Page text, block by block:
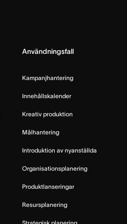
Användningsfall
Kampanjhantering
Innehållskalender
Kreativ produktion
Målhantering
Introduktion av nyanställda
Organisationsplanering
Produktlanseringar
Resursplanering